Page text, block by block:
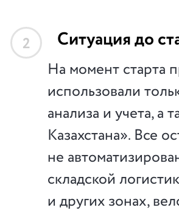
2 Ситуация до
На момент старта
использовали
анализа и учета, а
Казахстана». Все
не
складской
и других зонах,